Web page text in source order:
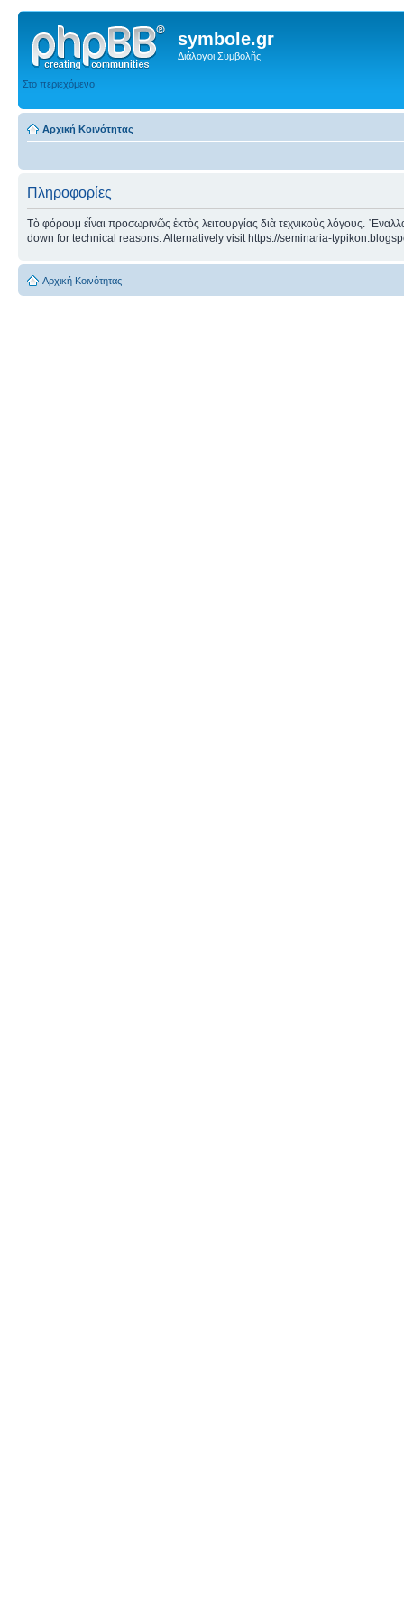
symbole.gr
Διάλογοι Συμβολῆς
Στο περιεχόμενο
Αρχική Κοινότητας
Πληροφορίες
Τὸ φόρουμ εἶναι προσωρινῶς ἐκτὸς λειτουργίας διὰ τεχνικοὺς λόγους.
down for technical reasons. Alternatively visit https://seminaria-
Αρχική Κοινότητας